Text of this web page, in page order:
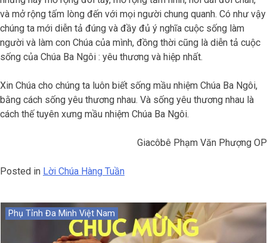
và mở rộng tấm lòng đến với mọi người chung quanh. Có như vậy
chúng ta mới diễn tả đúng và đầy đủ ý nghĩa cuộc sống làm
người và làm con Chúa của mình, đồng thời cũng là diễn tả cuộc
sống của Chúa Ba Ngôi : yêu thương và hiệp nhất.
Xin Chúa cho chúng ta luôn biết sống mầu nhiệm Chúa Ba Ngôi,
bằng cách sống yêu thương nhau. Và sống yêu thương nhau là
cách thế tuyên xưng mầu nhiệm Chúa Ba Ngôi.
Giacôbê Phạm Văn Phượng OP
Posted in Lời Chúa Hàng Tuần
Phụ Tỉnh Đa Minh Việt Nam